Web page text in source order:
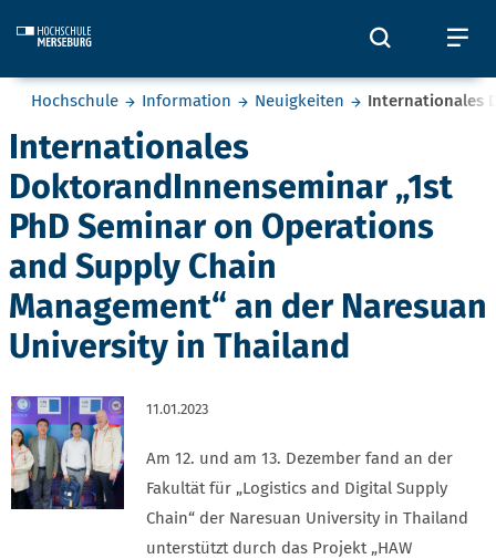
Öffnet
Sie befinden sich hier:
Hochschule Information Neuigkeiten Internationales
Internationales
DoktorandInnenseminar „1st
PhD Seminar on Operations
and Supply Chain
Management“ an der Naresuan
University in Thailand
11.01.2023
Am 12. und am 13. Dezember fand an der
Fakultät für „Logistics and Digital Supply
Chain“ der Naresuan University in Thailand
unterstützt durch das Projekt „HAW